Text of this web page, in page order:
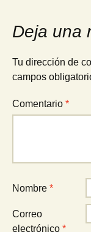
deDeja una
Tu dirección de
campos
Comentario *
Nombre *
Correo
electrónico *